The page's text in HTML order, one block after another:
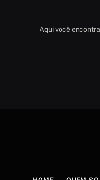
Aqui você